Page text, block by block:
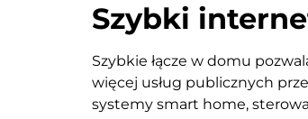
Szybki
Szybkie łącze w domu
więcej usług publicznych
systemy smart home,